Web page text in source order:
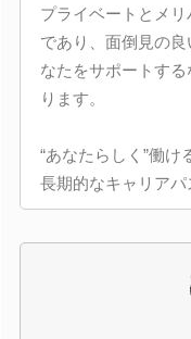
プライベートとメ
であり、面倒見の
なたをサポートす
ります。
“あなたらしく”働け
長期的なキャリアパ